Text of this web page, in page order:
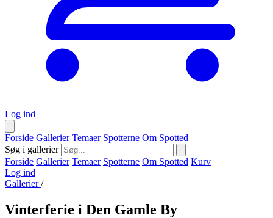
Log ind
Forside Gallerier Temaer Spotterne Om Spotted
Søg i gallerier
Forside Gallerier Temaer Spotterne Om Spotted Kurv
Log ind
Gallerier/
Vinterferie i Den Gamle By